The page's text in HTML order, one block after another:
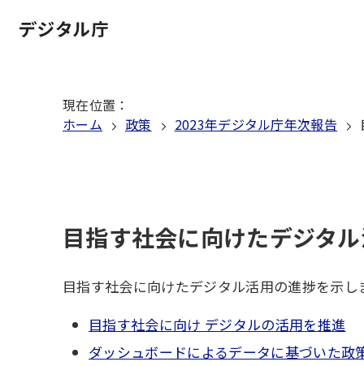
文
現在位置 ：
ホーム
政策 2023年デジタル庁年次報告
目指す社会に向けたデジタ
目指す社会に向けたデジタル活用の進捗を示し
目指す社会に向け デジタルの活用を推進
ダッシュボードによるデータに基づいた